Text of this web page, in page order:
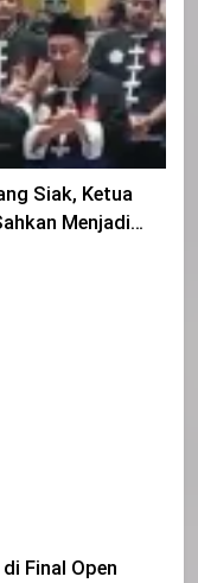
Siak, Ketua
Menjadi
Final Open